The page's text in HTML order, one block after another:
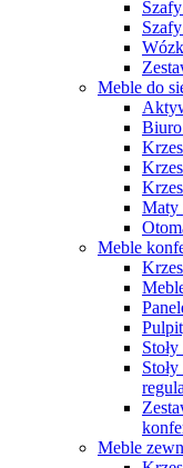
Meble do
Maty
Meble
Meble